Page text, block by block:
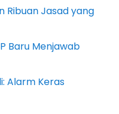
Ribuan Jasad yang
Baru Menjawab
Alarm Keras